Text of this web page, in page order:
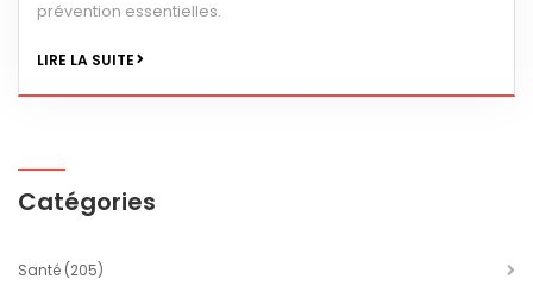
prévention essentielles.
LIRE LA SUITE
Catégories
Santé (205)